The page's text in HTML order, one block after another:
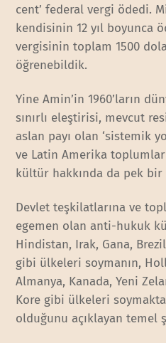
cent’ federal vergi ödedi.
kendisinin 12 yıl boyunca
vergisinin toplam 1500
öğrenebildik.
Yine Amin’in 1960’ların
sınırlı eleştirisi, mevcut
aslan payı olan ‘sistemik
ve Latin Amerika
kültür hakkında da pek
Devlet teşkilatlarına ve
egemen olan anti-hukuk
Hindistan, Irak, Gana,
gibi ülkeleri soymanın,
Almanya, Kanada, Yeni
Kore gibi ülkeleri
olduğunu açıklayan temel